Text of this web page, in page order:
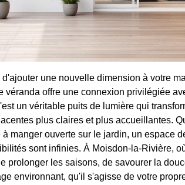
une nouvelle dimension à votre
véranda offre une connexion privilégiée
un véritable puits de lumière qui
plus claires et plus accueillantes.
manger ouverte sur le jardin, un espace
sont infinies. À Moisdon-la-Rivière,
prolonger les saisons, de savourer la
environnant, qu'il s'agisse de votre